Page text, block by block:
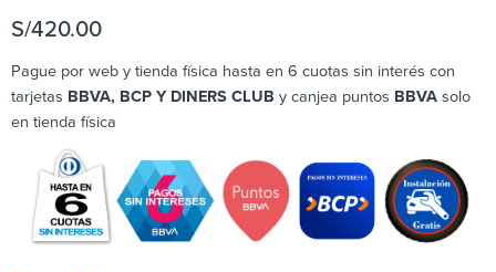
S/420.00
Pague por web y tienda física hasta en 6 cuotas sin interés con
tarjetas BBVA, BCP Y DINERS CLUB y canjea puntos BBVA solo
en tienda física